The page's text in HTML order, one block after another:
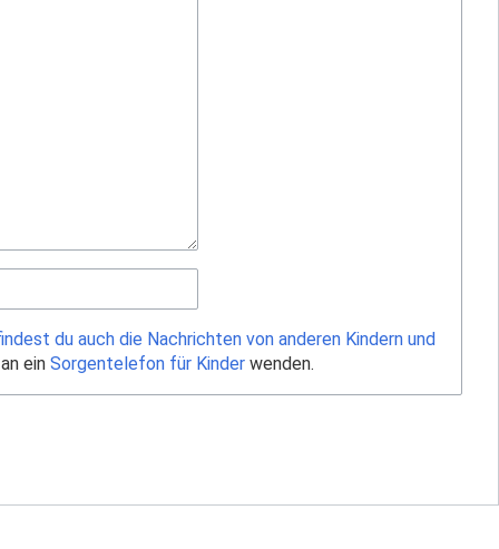
du auch die Nachrichten von anderen Kindern und
ein Sorgentelefon für Kinder wenden.